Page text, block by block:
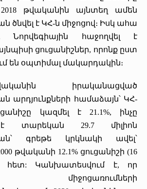
թվականին այնտեղ ամեն
ծնվել է ԿՀ-ն միջոցով։ Իսկ ահա
Նորվեգիային հաջողվել է
ցուցանիշներ, որոնք ըստ
են օպտիմալ մակարդակին։
իրականացված
արդյունքների համաձայն՝ ԿՀ-
կազմել է 21.1%, ինչը
տարեկան 29.7 միլիոն
գրեթե կրկնակի ավել՝
թվականի 12.1% ցուցանիշի (16
հետ: Կանխատեսվում է, որ
միջոցառումների